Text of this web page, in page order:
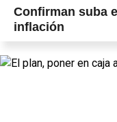
Confirman suba
inflación